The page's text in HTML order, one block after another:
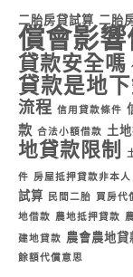
二胎房貸試算 二胎
償會影
貸款安全嗎
貸款是地
流程 信用貸款條件
款 合法小額借款 土
地貸款限制
件 房屋抵押貸款非本人
試算
民間二胎 買房代
地借款
農地抵押貸款
建地貸款 農會農地貸
餘額代償意思